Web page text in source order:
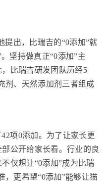
提出，比瑞吉的“0添加”就
坚持做真正“0添加”主
比瑞吉研发团队历经5
剂、天然添加剂三者组成
项0添加。为了让家长更
公开给家长看。行业的良
仅想让“0添加”成为比瑞
，更希望“0添加”能够让猫